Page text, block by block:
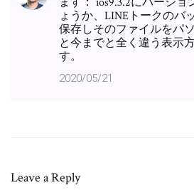
ょうか、LINEトークのバ
保存しそのファイルをパ
と今までと全く違う表示
す。
2020/05/21
Leave a Reply